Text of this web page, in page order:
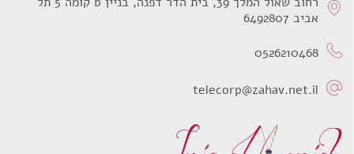
אביב 6492807
0526210468
telecorp@zahav.net.il